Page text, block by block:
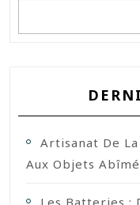
Artisanat De
Aux Objets